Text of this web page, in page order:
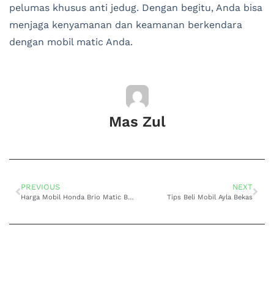
pelumas khusus anti jedug. Dengan begitu, Anda bisa
menjaga kenyamanan dan keamanan berkendara
dengan mobil matic Anda.
Mas Zul
PREVIOUS
Harga Mobil Honda Brio Matic Bekas
NEXT
Tips Beli Mobil Ayla Bekas